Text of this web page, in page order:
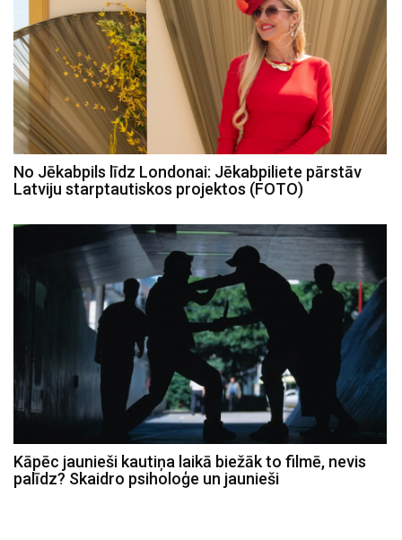
No Jēkabpils līdz Londonai: Jēkabpiliete pārstāv
Latviju starptautiskos projektos (FOTO)
Kāpēc jaunieši kautiņa laikā biežāk to filmē, nevis
palīdz? Skaidro psiholoģe un jaunieši